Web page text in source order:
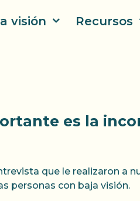
visión Recursos
es la
que le realizaron a
personas con baja visión.